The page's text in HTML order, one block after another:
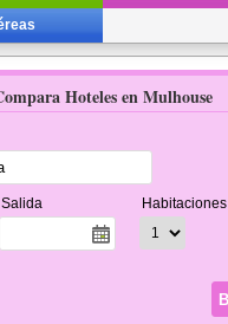
Hoteles en Mulhouse
Salida Habitaciones